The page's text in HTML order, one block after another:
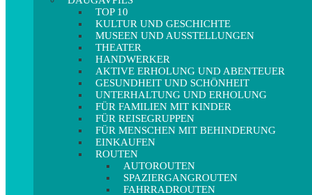
TOP 10
KULTUR UND GESCHICHTE
MUSEEN UND AUSSTELLUNGEN
THEATER
HANDWERKER
AKTIVE ERHOLUNG UND ABENTEUER
GESUNDHEIT UND SCHÖNHEIT
UNTERHALTUNG UND ERHOLUNG
FÜR FAMILIEN MIT KINDER
FÜR REISEGRUPPEN
FÜR MENSCHEN MIT BEHINDERUNG
EINKAUFEN
ROUTEN
AUTOROUTEN
SPAZIERGANGROUTEN
FAHRRADROUTEN